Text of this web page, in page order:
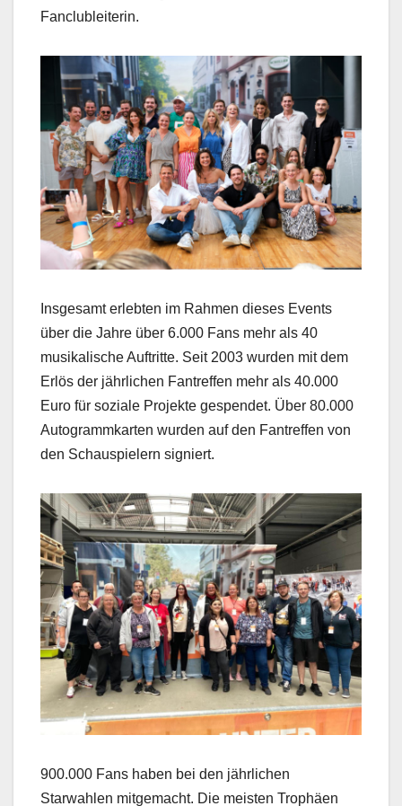
Fanclubleiterin.
Insgesamt erlebten im Rahmen dieses Events
über die Jahre über 6.000 Fans mehr als 40
musikalische Auftritte. Seit 2003 wurden mit dem
Erlös der jährlichen Fantreffen mehr als 40.000
Euro für soziale Projekte gespendet. Über 80.000
Autogrammkarten wurden auf den Fantreffen von
den Schauspielern signiert.
900.000 Fans haben bei den jährlichen
Starwahlen mitgemacht. Die meisten Trophäen